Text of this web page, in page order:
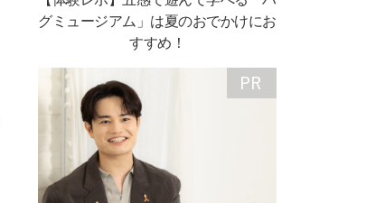
グミュージアム」は夏のおでかけにお
すすめ！